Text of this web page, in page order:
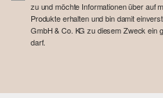
zu und möchte Informationen über auf
Produkte erhalten und bin damit
GmbH & Co. KG zu diesem Zweck ein
darf.